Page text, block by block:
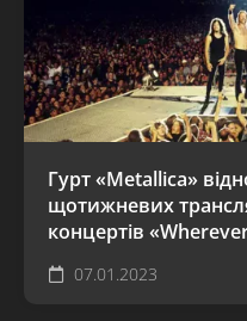
Гурт «Metallica»
щотижневих
концертів
07.01.2023